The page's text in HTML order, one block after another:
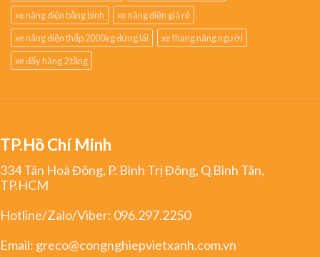
xe nâng điện bằng bình
xe nâng điện giá rẻ
xe nâng điện thấp 2000kg đứng lái
xe thang nâng người
xe đẩy hàng 2 tầng
TP.Hồ Chí Minh
334 Tân Hoà Đông, P. Bình Trị Đông, Q.Bình Tân,
TP.HCM
Hotline/Zalo/Viber: 096.297.2250
Email: greco@congnghiepvietxanh.com.vn